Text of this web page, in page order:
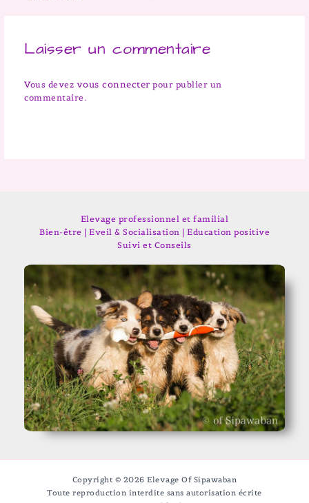
Laisser un commentaire
Vous devez vous connecter pour publier un
commentaire.
Elevage professionnel et familial
Bien-être | Eveil & Socialisation | Education positive
Suivi et Conseils
Copyright © 2026 Elevage Of Sipawaban
Toute reproduction interdite sans autorisation écrite